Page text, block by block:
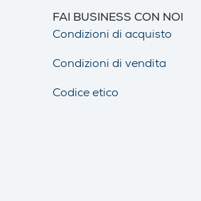
FAI BUSINESS CON NOI
Condizioni di acquisto
Condizioni di vendita
Codice etico